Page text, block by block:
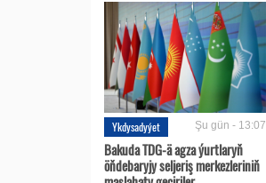
Ykdysadyýet Şu gün - 13:07
Bakuda TDG-ä agza ýurtlaryň
öňdebaryjy seljeriş merkezleriniň